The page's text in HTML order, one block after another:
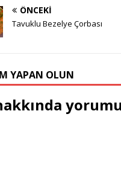
ÖNCEKI
Tavuklu Bezelye Çorbası
YAPAN OLUN